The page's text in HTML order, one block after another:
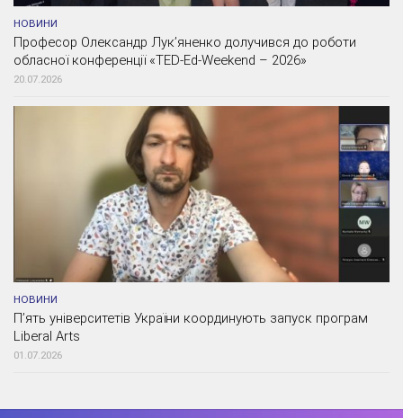
НОВИНИ
Професор Олександр Лук’яненко долучився до роботи
обласної конференції «TED-Ed-Weekend – 2026»
20.07.2026
НОВИНИ
П’ять університетів України координують запуск програм
Liberal Arts
01.07.2026